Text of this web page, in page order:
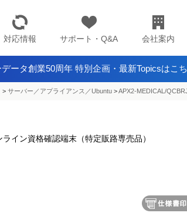
対応情報 サポート・Q&A 会社案内
ータ創業50周年 特別企画・最新Topicsはこ
> サーバー／アプライアンス／Ubuntu >APX2-MEDICAL/
イン資格確認端末（特定販路専売品）